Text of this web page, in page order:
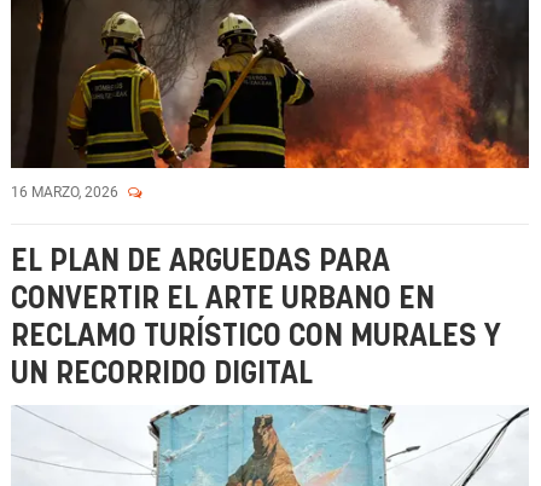
16 MARZO, 2026
EL PLAN DE ARGUEDAS PARA
CONVERTIR EL ARTE URBANO EN
RECLAMO TURÍSTICO CON MURALES Y
UN RECORRIDO DIGITAL